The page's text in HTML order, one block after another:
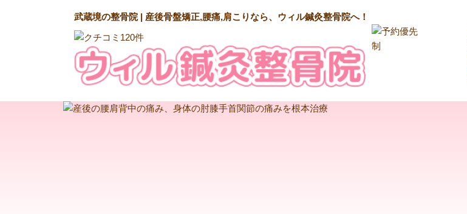
武蔵境の整骨院 | 産後骨盤矯正,腰痛,肩こりなら、ウィル鍼灸整骨院へ！